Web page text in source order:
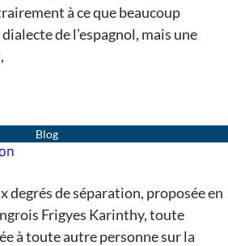
à ce que beaucoup
de l’espagnol, mais une
degrés de séparation, proposée en
Frigyes Karinthy, toute
à toute autre personne sur la